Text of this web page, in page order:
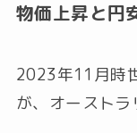
物価上昇と円
2023年11月時
が、オーストラ